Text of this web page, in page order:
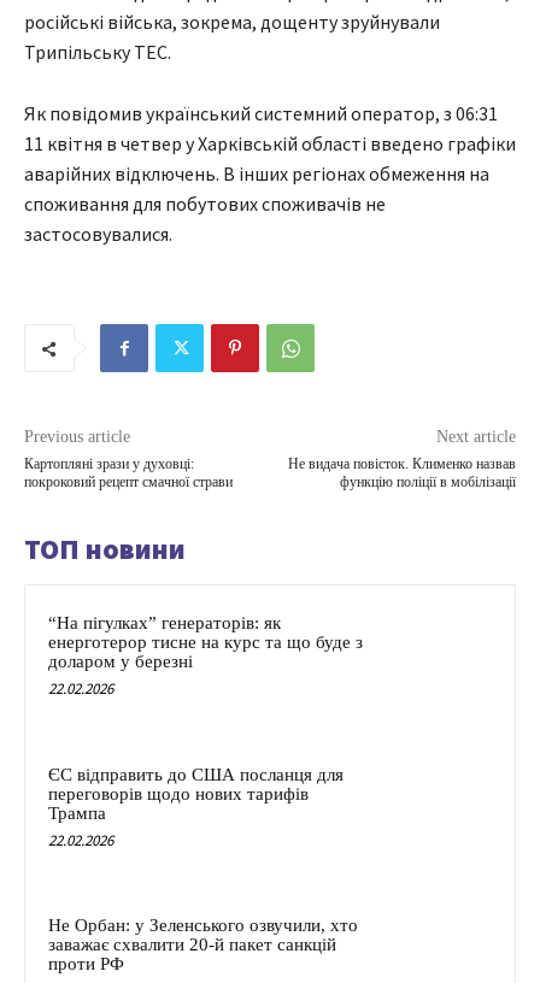
російські війська, зокрема, дощенту зруйнували
Трипільську ТЕС.
Як повідомив український системний оператор, з 06:31
11 квітня в четвер у Харківській області введено графіки
аварійних відключень. В інших регіонах обмеження на
споживання для побутових споживачів не
застосовувалися.
Previous article
Картопляні зрази у духовці:
покроковий рецепт смачної страви
Next article
Не видача повісток. Клименко назвав
функцію поліції в мобілізації
ТОП новини
“На пігулках” генераторів: як
енерготерор тисне на курс та що буде з
доларом у березні
22.02.2026
ЄС відправить до США посланця для
переговорів щодо нових тарифів
Трампа
22.02.2026
Не Орбан: у Зеленського озвучили, хто
заважає схвалити 20-й пакет санкцій
проти РФ